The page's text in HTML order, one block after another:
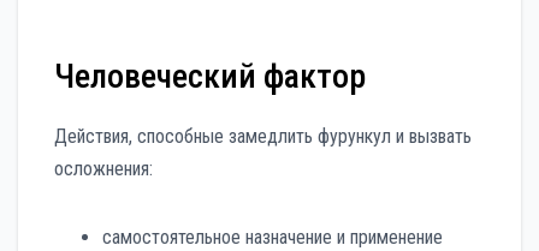
Человеческий фактор
Действия, способные замедлить фурункул и вызвать
осложнения:
самостоятельное назначение и применение